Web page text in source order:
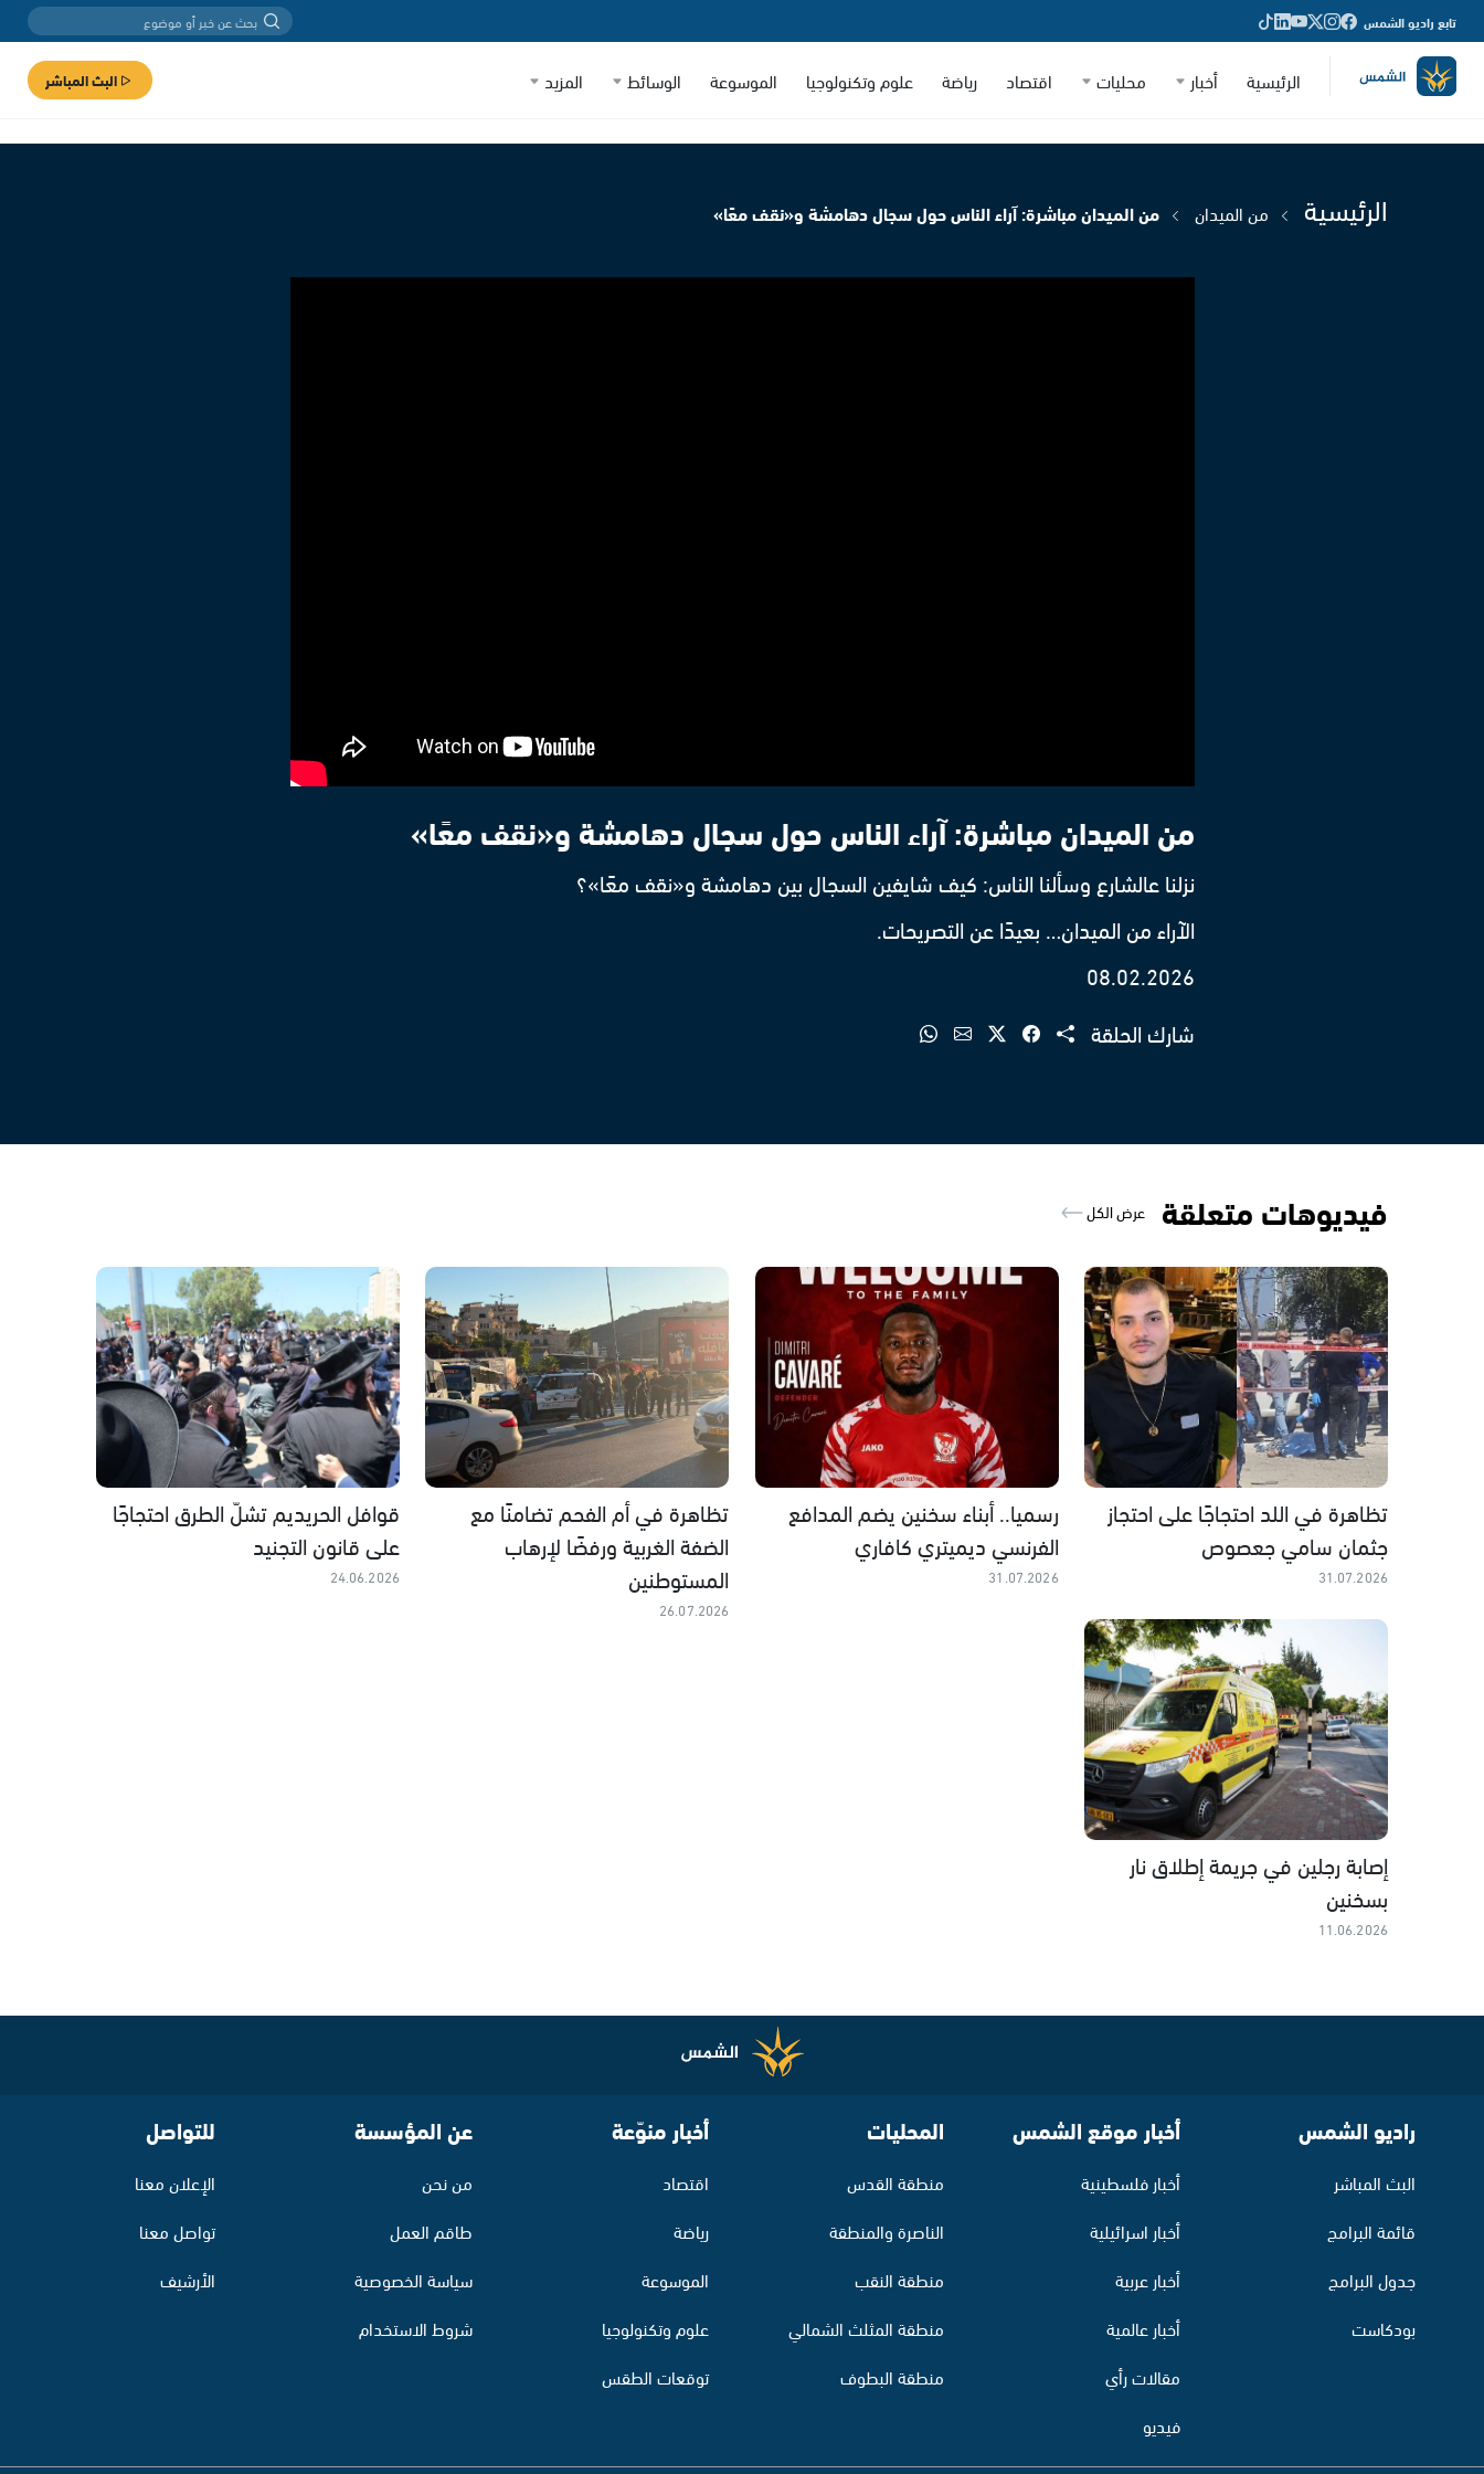
تابع راديو الشمس
الرئيسية أخبار محليات اقتصاد رياضة علوم وتكنولوجيا الموسوعة الوسائط المزيد البث المباشر
الرئيسية من الميدان من الميدان مباشرة: آراء الناس حول سجال دهامشة و«نقف معًا»
من الميدان مباشرة: آراء الناس حول سجال دهامشة و«نقف معًا»
نزلنا عالشارع وسألنا الناس: كيف شايفين السجال بين دهامشة و«نقف معًا»؟
الآراء من الميدان… بعيدًا عن التصريحات.
08.02.2026
شارك الحلقة
فيديوهات متعلقة عرض الكل
تظاهرة في اللد احتجاجًا على احتجاز
جثمان سامي جعصوص
31.07.2026
رسميا.. أبناء سخنين يضم المدافع
الفرنسي ديميتري كافاري
31.07.2026
تظاهرة في أم الفحم تضامنًا مع
الضفة الغربية ورفضًا لإرهاب
المستوطنين
26.07.2026
قوافل الحريديم تشلّ الطرق احتجاجًا
على قانون التجنيد
24.06.2026
إصابة رجلين في جريمة إطلاق نار
بسخنين
11.06.2026
راديو الشمس
البث المباشر
قائمة البرامج
جدول البرامج
بودكاست
أخبار موقع الشمس
أخبار فلسطينية
أخبار اسرائيلية
أخبار عربية
أخبار عالمية
مقالات رأي
فيديو
المحليات
منطقة القدس
الناصرة والمنطقة
منطقة النقب
منطقة المثلث الشمالي
منطقة البطوف
أخبار منوّعة
اقتصاد
رياضة
الموسوعة
علوم وتكنولوجيا
توقعات الطقس
عن المؤسسة
من نحن
طاقم العمل
سياسة الخصوصية
شروط الاستخدام
للتواصل
الإعلان معنا
تواصل معنا
الأرشيف